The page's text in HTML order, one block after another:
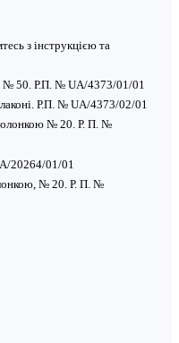
з інструкцією та
№ 50. Р.П. № UA/4373/01/01
Р.П. № UA/4373/02/01
№ 20. Р. П. №
20264/01/01
№ 20. Р. П. №